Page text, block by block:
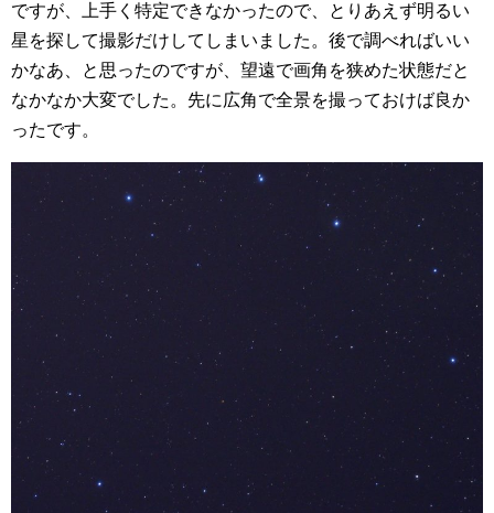
ですが、上手く特定できなかったので、とりあえず明るい
星を探して撮影だけしてしまいました。後で調べればいい
かなあ、と思ったのですが、望遠で画角を狭めた状態だと
なかなか大変でした。先に広角で全景を撮っておけば良か
ったです。